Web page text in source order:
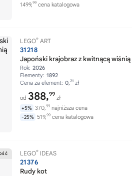
1499,99 cena katalogowa
LEGO® ART
31218
Japoński krajobraz z kwitnącą wiśnią
Rok: 2026
Elementy: 1892
Cena za element: 0,21 zł
od 388,99
zł
+5% 370,99 najniższa cena
-25% 519,99 cena katalogowa
LEGO® IDEAS
21376
Rudy kot